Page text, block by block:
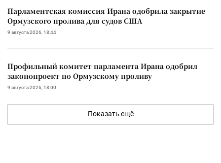
Парламентская комиссия Ирана одобрила закрытие
Ормузского пролива для судов США
9 августа 2026, 18:44
Профильный комитет парламента Ирана одобрил
законопроект по Ормузскому проливу
9 августа 2026, 18:00
Показать ещё